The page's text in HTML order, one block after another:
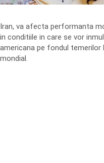
Iran, va afecta performanta
in conditiile in care se vor
americana pe fondul temerilor
mondial.